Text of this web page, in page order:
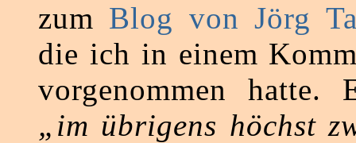
zum Blog von Jörg
die ich in einem
vorgenommen hatte.
„im übrigens höchst